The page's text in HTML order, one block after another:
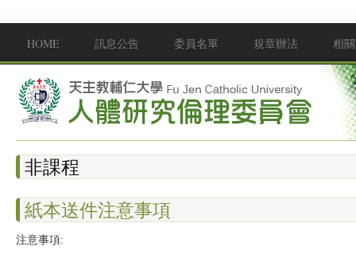
Main menu
HOME 訊息公告 委員名單 規章辦法 相
非課程
紙本送件注意事項
注意事項: